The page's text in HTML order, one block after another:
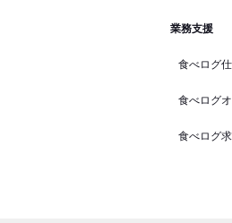
業務支援
食べログ
食べログ
食べログ